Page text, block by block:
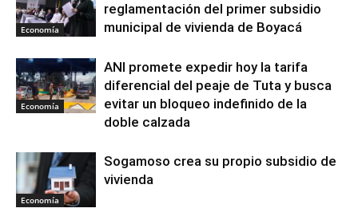
Economía
reglamentación del primer subsidio
municipal de vivienda de Boyacá
Economía
ANI promete expedir hoy la tarifa
diferencial del peaje de Tuta y busca
evitar un bloqueo indefinido de la
doble calzada
Economía
Sogamoso crea su propio subsidio de
vivienda